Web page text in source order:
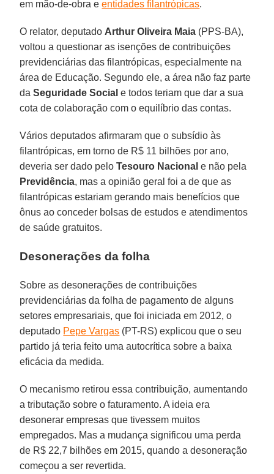
em mão-de-obra eentidades filantrópicas.
O relator, deputado Arthur Oliveira Maia (PPS-BA),
voltou a questionar as isenções de contribuições
previdenciárias das filantrópicas, especialmente na
área de Educação. Segundo ele, a área não faz parte
daSeguridade Social e todos teriam que dar a sua
cota de colaboração com o equilíbrio das contas.
Vários deputados afirmaram que o subsídio às
filantrópicas, em torno de R$ 11 bilhões por ano,
deveria ser dado peloTesouro Nacional e não pela
Previdência, mas a opinião geral foi a de que as
filantrópicas estariam gerando mais benefícios que
ônus ao conceder bolsas de estudos e atendimentos
de saúde gratuitos.
Desonerações da folha
Sobre as desonerações de contribuições
previdenciárias da folha de pagamento de alguns
setores empresariais, que foi iniciada em 2012, o
deputado Pepe Vargas (PT-RS) explicou que o seu
partido já teria feito uma autocrítica sobre a baixa
eficácia da medida.
O mecanismo retirou essa contribuição, aumentando
a tributação sobre o faturamento. A ideia era
desonerar empresas que tivessem muitos
empregados. Mas a mudança significou uma perda
de R$ 22,7 bilhões em 2015, quando a desoneração
começou a ser revertida.